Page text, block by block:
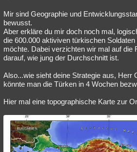
Mir sind Geographie und
bewusst.
Aber erkläre du mir doch noch mal,
die 600.000 aktiviven türkischen
möchte. Dabei verzichten wir mal auf die
darauf, wie jung der Durchschnitt ist.
Also...wie sieht deine Strategie aus, Herr
könnte man die Türken in 4 Wochen
Hier mal eine topographische Karte zur